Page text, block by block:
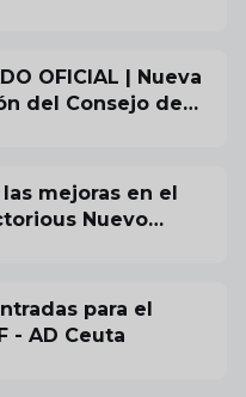
Industry
en el Bahrain
Arcángel
OFICIAL | Nueva
del Consejo de
del Córdoba CF
mejoras en el
Nuevo
para el
- AD Ceuta